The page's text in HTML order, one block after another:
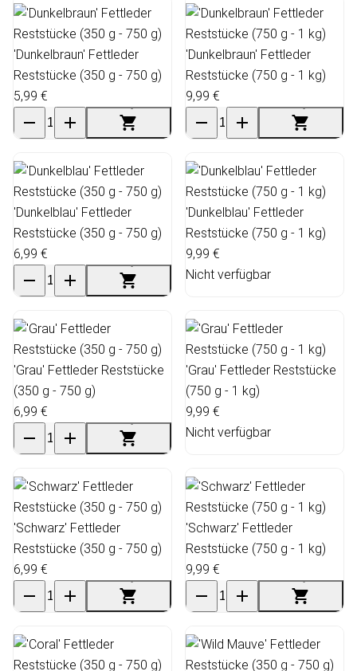
'Dunkelbraun' Fettleder
Reststücke (350 g - 750 g)
5,99 €
'Dunkelbraun' Fettleder
Reststücke (750 g - 1 kg)
9,99 €
'Dunkelblau' Fettleder
Reststücke (350 g - 750 g)
6,99 €
'Dunkelblau' Fettleder
Reststücke (750 g - 1 kg)
9,99 €
Nicht verfügbar
'Grau' Fettleder Reststücke
(350 g - 750 g)
6,99 €
'Grau' Fettleder Reststücke
(750 g - 1 kg)
9,99 €
Nicht verfügbar
'Schwarz' Fettleder
Reststücke (350 g - 750 g)
6,99 €
'Schwarz' Fettleder
Reststücke (750 g - 1 kg)
9,99 €